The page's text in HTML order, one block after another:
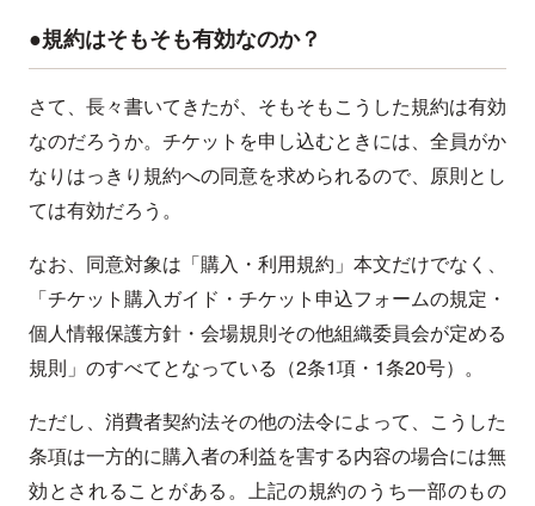
●規約はそもそも有効なのか？
さて、長々書いてきたが、そもそもこうした規約は有効
なのだろうか。チケットを申し込むときには、全員がか
なりはっきり規約への同意を求められるので、原則とし
ては有効だろう。
なお、同意対象は「購入・利用規約」本文だけでなく、
「チケット購入ガイド・チケット申込フォームの規定・
個人情報保護方針・会場規則その他組織委員会が定める
規則」のすべてとなっている（2条1項・1条20号）。
ただし、消費者契約法その他の法令によって、こうした
条項は一方的に購入者の利益を害する内容の場合には無
効とされることがある。上記の規約のうち一部のもの